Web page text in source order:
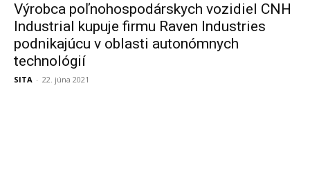
Výrobca poľnohospodárskych vozidiel CNH
Industrial kupuje firmu Raven Industries
podnikajúcu v oblasti autonómnych
technológií
SITA - 22. júna 2021